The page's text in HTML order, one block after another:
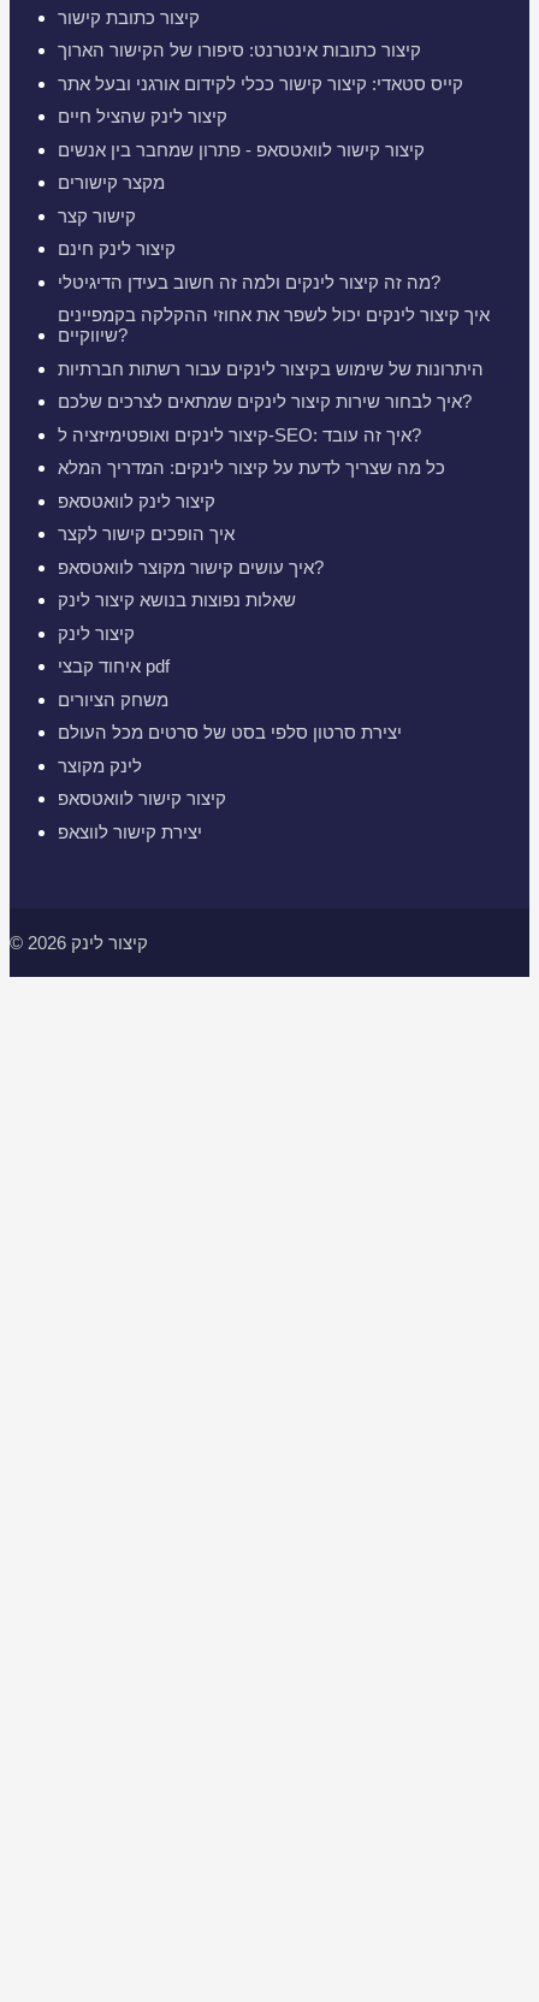
קיצור כתובת קישור
קיצור כתובות אינטרנט: סיפורו של הקישור הארוך
קייס סטאדי: קיצור קישור ככלי לקידום אורגני ובעל אתר
קיצור לינק שהציל חיים
קיצור קישור לוואטסאפ - פתרון שמחבר בין אנשים
מקצר קישורים
קישור קצר
קיצור לינק חינם
מה זה קיצור לינקים ולמה זה חשוב בעידן הדיגיטלי?
איך קיצור לינקים יכול לשפר את אחוזי ההקלקה בקמפיינים
שיווקיים?
היתרונות של שימוש בקיצור לינקים עבור רשתות חברתיות
איך לבחור שירות קיצור לינקים שמתאים לצרכים שלכם?
קיצור לינקים ואופטימיזציה ל-SEO: איך זה עובד?
כל מה שצריך לדעת על קיצור לינקים: המדריך המלא
קיצור לינק לוואטסאפ
איך הופכים קישור לקצר
איך עושים קישור מקוצר לוואטסאפ?
שאלות נפוצות בנושא קיצור לינק
קיצור לינק
איחוד קבצי pdf
משחק הציורים
יצירת סרטון סלפי בסט של סרטים מכל העולם
לינק מקוצר
קיצור קישור לוואטסאפ
יצירת קישור לווצאפ
© 2026 קיצור לינק